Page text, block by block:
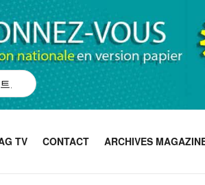
TV CONTACT ARCHIVES